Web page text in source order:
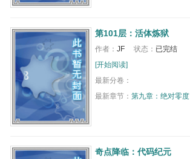
第101层：活体炼狱
作者： JF 状态： 已完结
[开始阅读]
最新分卷：
最新章节： 第九章：绝对零度
奇点降临：代码纪元